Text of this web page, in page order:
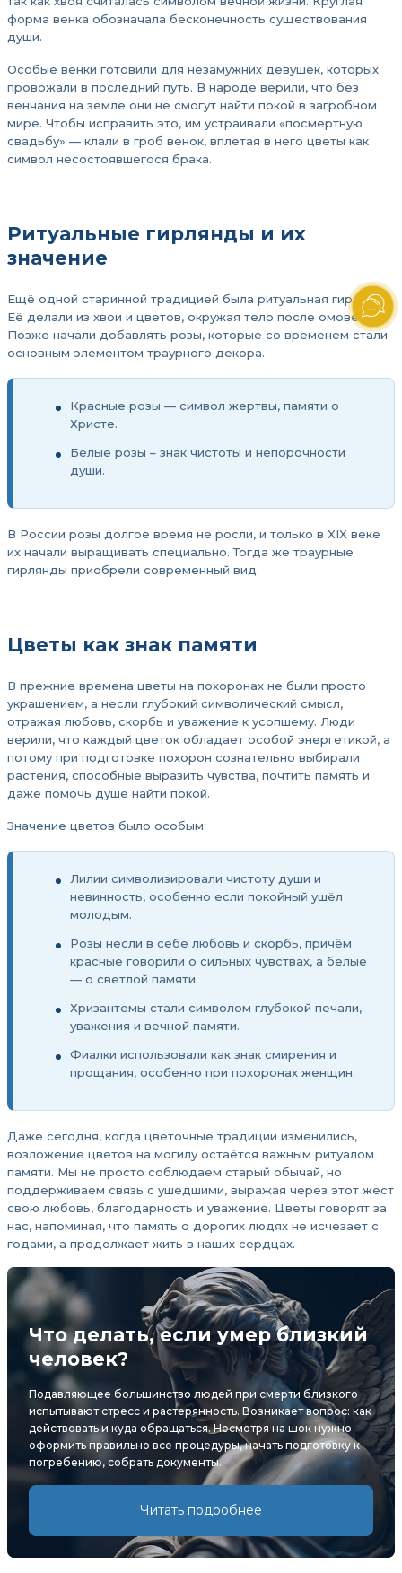
форма венка обозначала бесконечность существования
души.
Особые венки готовили для незамужних девушек, которых
провожали в последний путь. В народе верили, что без
венчания на земле они не смогут найти покой в загробном
мире. Чтобы исправить это, им устраивали «посмертную
свадьбу» — клали в гроб венок, вплетая в него цветы как
символ несостоявшегося брака.
Ритуальные гирлянды и их
значение
Ещё одной старинной традицией была ритуальная гирлянда.
Её делали из хвои и цветов, окружая тело после омовения.
Позже начали добавлять розы, которые со временем стали
основным элементом траурного декора.
Красные розы — символ жертвы, памяти о
Христе.
Белые розы – знак чистоты и непорочности
души.
В России розы долгое время не росли, и только в XIX веке
их начали выращивать специально. Тогда же траурные
гирлянды приобрели современный вид.
Цветы как знак памяти
В прежние времена цветы на похоронах не были просто
украшением, а несли глубокий символический смысл,
отражая любовь, скорбь и уважение к усопшему. Люди
верили, что каждый цветок обладает особой энергетикой, а
потому при подготовке похорон сознательно выбирали
растения, способные выразить чувства, почтить память и
даже помочь душе найти покой.
Значение цветов было особым:
Лилии символизировали чистоту души и
невинность, особенно если покойный ушёл
молодым.
Розы несли в себе любовь и скорбь, причём
красные говорили о сильных чувствах, а белые
— о светлой памяти.
Хризантемы стали символом глубокой печали,
уважения и вечной памяти.
Фиалки использовали как знак смирения и
прощания, особенно при похоронах женщин.
Даже сегодня, когда цветочные традиции изменились,
возложение цветов на могилу остаётся важным ритуалом
памяти. Мы не просто соблюдаем старый обычай, но
поддерживаем связь с ушедшими, выражая через этот жест
свою любовь, благодарность и уважение. Цветы говорят за
нас, напоминая, что память о дорогих людях не исчезает с
годами, а продолжает жить в наших сердцах.
Что делать, если умер близкий
человек?
Подавляющее большинство людей при смерти близкого
испытывают стресс и растерянность. Возникает вопрос: как
действовать и куда обращаться. Несмотря на шок нужно
оформить правильно все процедуры, начать подготовку к
погребению, собрать документы.
Читать подробнее